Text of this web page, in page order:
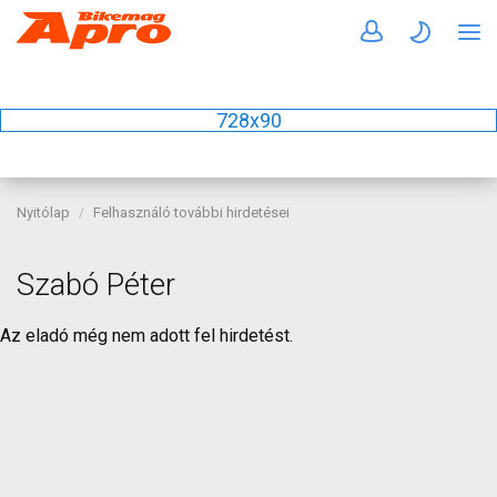
728x90
Nyitólap Felhasználó további hirdetései
Szabó Péter
Az eladó még nem adott fel hirdetést.